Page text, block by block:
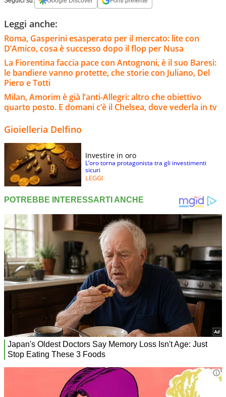
Leggi anche:
Roma, Gasperini esasperato per il mercato: lite con
D’Amico, cosa è successo dopo il flop per Nusa
La Fiorentina faccia pace con Antognoni, è il suo Baresi:
le bandiere vanno protette, che storie con Juliano, Del
Piero e Totti
Milan, Amorim è già l’anti-Allegri: altro che obiettivo
quarto posto. E domani c’è il Chelsea, dove vederla in tv
Gioielleria Delfino
Investire in oro
L’oro torna protagonista tra gli investimenti
sicuri
LEGGI